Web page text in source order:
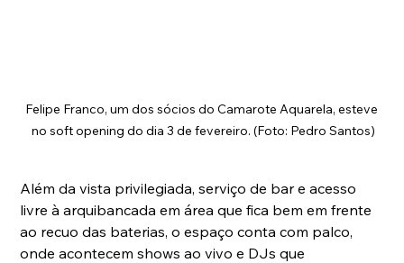
Felipe Franco, um dos sócios do Camarote Aquarela, esteve
no soft opening do dia 3 de fevereiro. (Foto: Pedro Santos)
Além da vista privilegiada, serviço de bar e acesso
livre à arquibancada em área que fica bem em frente
ao recuo das baterias, o espaço conta com palco,
onde acontecem shows ao vivo e DJs que